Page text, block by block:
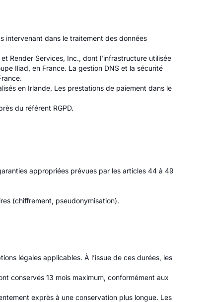
intervenant dans le traitement des données
Render Services, Inc., dont l’infrastructure utilisée
Iliad, en France. La gestion DNS et la sécurité
en Irlande. Les prestations de paiement dans le
du référent RGPD.
appropriées prévues par les articles 44 à 49
(chiffrement, pseudonymisation).
légales applicables. À l’issue de ces durées, les
conservés 13 mois maximum, conformément aux
exprès à une conservation plus longue. Les